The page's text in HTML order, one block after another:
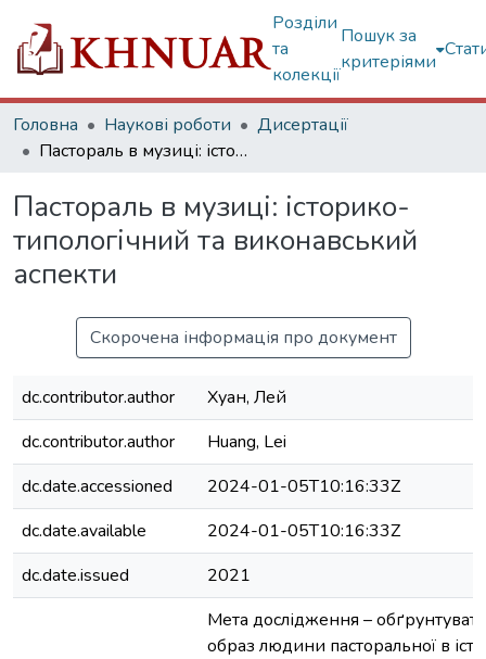
Розділи
та
колекції
Пошук за
критеріями
Головна Наукові роботи
Дисертації
Пастораль в музиці: історико-типологічний та виконавський аспекти
Пастораль в музиці: історико-
типологічний та виконавський
аспекти
Скорочена інформація про документ
dc.contributor.author
Хуан, Лей
dc.contributor.author
Huang, Lei
dc.date.accessioned
2024-01-05T10:16:33Z
dc.date.available
2024-01-05T10:16:33Z
dc.date.issued
2021
Мета дослідження –
образ людини пасторальної в